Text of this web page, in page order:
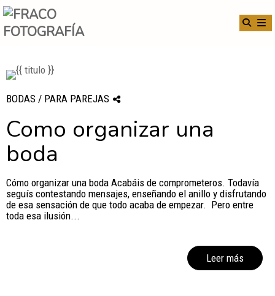
BODAS / PARA PAREJAS
Como organizar una
boda
Cómo organizar una boda Acabáis de comprometeros. Todavía
seguís contestando mensajes, enseñando el anillo y disfrutando
de esa sensación de que todo acaba de empezar. Pero entre
toda esa ilusión...
Leer más